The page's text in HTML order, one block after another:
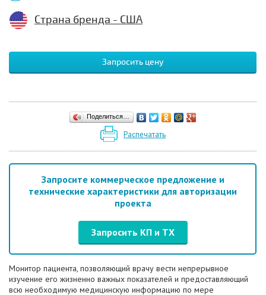
Страна бренда - США
Запросить цену
Поделиться…
Распечатать
Запросите коммерческое предложение и
технические характеристики для авторизации
проекта
Запросить КП и ТХ
Монитор пациента, позволяющий врачу вести непрерывное
изучение его жизненно важных показателей и предоставляющий
всю необходимую медицинскую информацию по мере